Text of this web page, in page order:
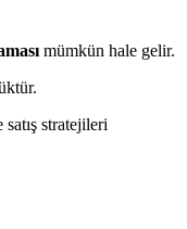
mümkün hale gelir.
stratejileri